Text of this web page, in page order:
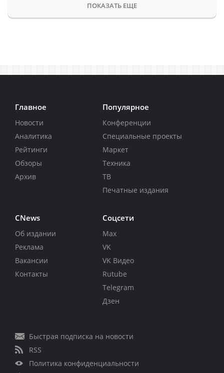
ПОКАЗАТЬ ЕЩЕ
Главное
Новости
Аналитика
Рейтинги
Обзоры
Архив
Популярное
Конференции
Специальные проекты
Маркет
Техника
ТВ
Печатные издания
CNews
Об издании
Реклама
Вакансии
Контакты
Соцсети
Max
VK
VK Видео
Rutube
Telegram
Дзен
Быстрая подписка на новости
RSS
Политика конфиденциальности